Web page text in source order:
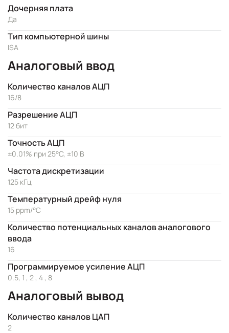
Дочерняя плата
Да
Тип компьютерной шины
ISA
Аналоговый ввод
Количество каналов АЦП
16/8
Разрешение АЦП
12 бит
Точность АЦП
±0.01% при 25°C, ±10 В
Частота дискретизации
125 кГц
Температурный дрейф нуля
15 ppm/°C
Количество потенциальных каналов аналогового
ввода
16
Программируемое усиление АЦП
0.5, 1 , 2 , 4 , 8
Аналоговый вывод
Количество каналов ЦАП
2